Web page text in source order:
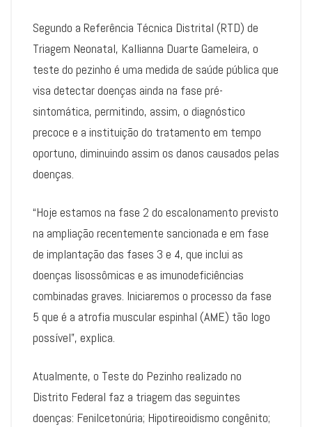
Segundo a Referência Técnica Distrital (RTD) de
Triagem Neonatal, Kallianna Duarte Gameleira, o
teste do pezinho é uma medida de saúde pública que
visa detectar doenças ainda na fase pré-
sintomática, permitindo, assim, o diagnóstico
precoce e a instituição do tratamento em tempo
oportuno, diminuindo assim os danos causados pelas
doenças.
“Hoje estamos na fase 2 do escalonamento previsto
na ampliação recentemente sancionada e em fase
de implantação das fases 3 e 4, que inclui as
doenças lisossômicas e as imunodeficiências
combinadas graves. Iniciaremos o processo da fase
5 que é a atrofia muscular espinhal (AME) tão logo
possível”, explica.
Atualmente, o Teste do Pezinho realizado no
Distrito Federal faz a triagem das seguintes
doenças: Fenilcetonúria; Hipotireoidismo congênito;